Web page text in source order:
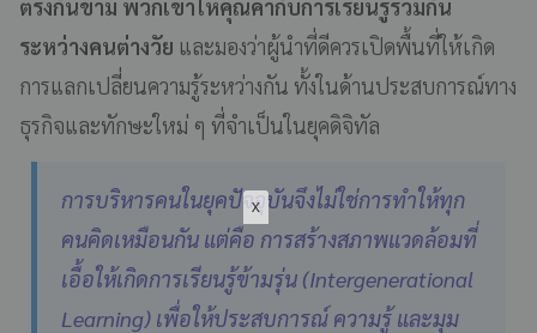
ตรงกันข้าม พวกเขาให้คุณค่ากับการเรียนรู้ร่วมกัน
ระหว่างคนต่างวัย และมองว่าผู้นำที่ดีควรเปิดพื้นที่ให้เกิด
การแลกเปลี่ยนความรู้ระหว่างกัน ทั้งในด้านประสบการณ์ทาง
ธุรกิจและทักษะใหม่ ๆ ที่จำเป็นในยุคดิจิทัล
การบริหารคนในยุคปัจจุบันจึงไม่ใช่การทำให้ทุก
คนคิดเหมือนกัน แต่คือ การสร้างสภาพแวดล้อมที่
เอื้อให้เกิดการเรียนรู้ข้ามรุ่น (Intergenerational
Learning) เพื่อให้ประสบการณ์ ความรู้ และมุม